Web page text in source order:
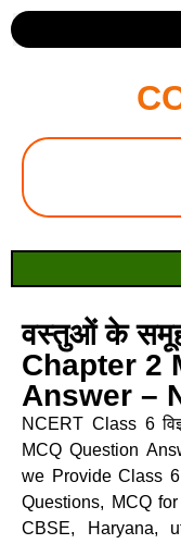
वस्तुओं के समूह
Chapter 2
Answer –
NCERT Class 6
MCQ Question
we Provide Class
Questions, MCQ
CBSE, Haryana,